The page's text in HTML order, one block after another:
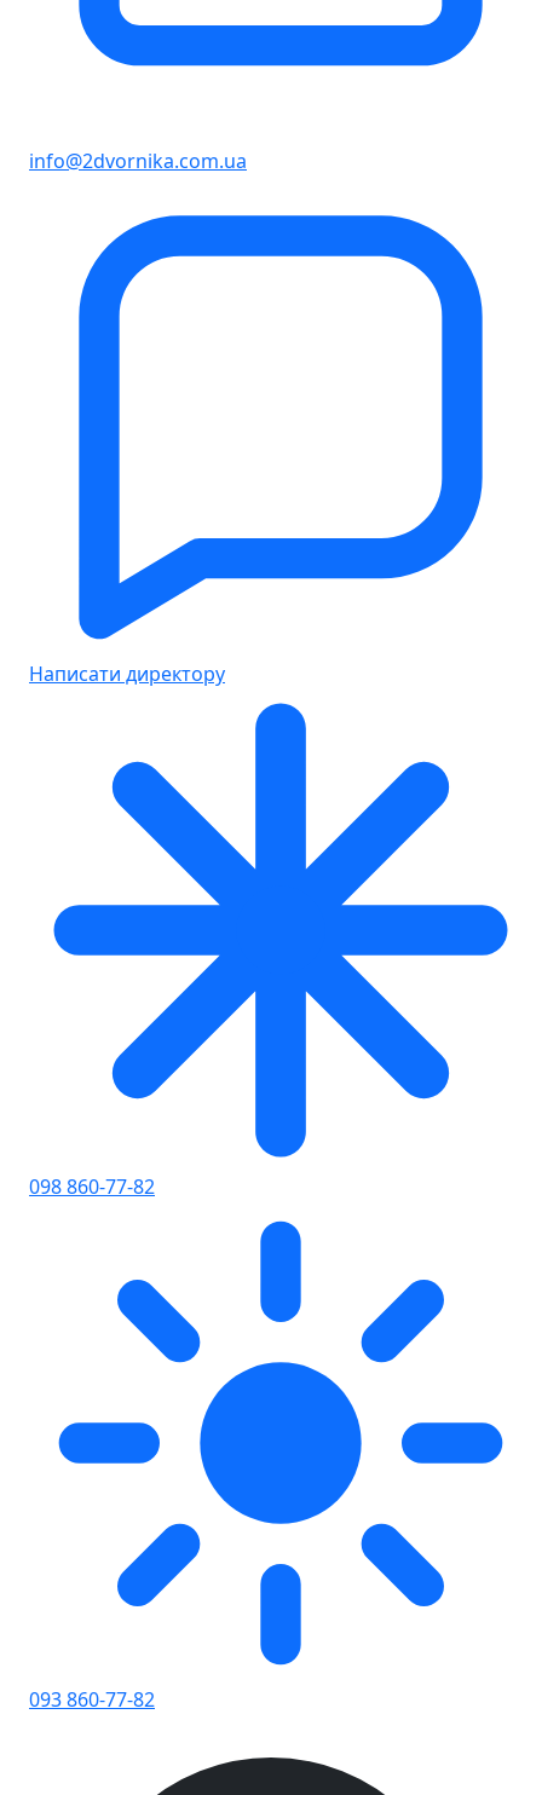
info@2dvornika.com.ua
Написати директору
098 860-77-82
093 860-77-82